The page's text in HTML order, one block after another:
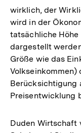
wirklich, der
wird in der
tatsächliche
dargestellt
Größe wie das
Volkseinkommen)
Berücksichtigung
Preisentwicklung
Duden Wirtschaft